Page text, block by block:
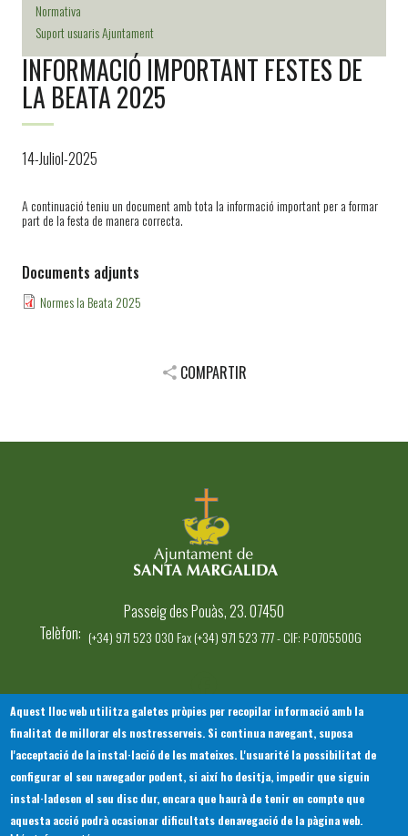
Normativa
Suport usuaris Ajuntament
INFORMACIÓ IMPORTANT FESTES DE
LA BEATA 2025
14-Juliol-2025
A continuació teniu un document amb tota la informació important per a formar
part de la festa de manera correcta.
Documents adjunts
Normes la Beata 2025
COMPARTIR
Footer
menu
1
INICI AJUNTAMENT
EL NOSTRE MUNICIPI
SERVEIS MUNICIPALS
TOTES LES NOTÍCIES
Passeig des Pouàs, 23. 07450
Telèfon
(+34) 971 523 030 Fax (+34) 971 523 777 - CIF: P-0705500G
Aquest lloc web utilitza galetes pròpies per recopilar informació amb la
finalitat de millorar els nostresserveis. Si continua navegant, suposa
l'acceptació de la instal·lació de les mateixes. L'usuarité la possibilitat de
configurar el seu navegador podent, si així ho desitja, impedir que siguin
instal·ladesen el seu disc dur, encara que haurà de tenir en compte que
aquesta acció podrà ocasionar dificultats denavegació de la pàgina web.